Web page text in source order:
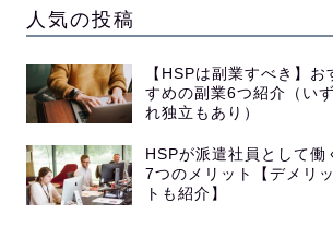
人気の投稿
【HSPは副業すべき】お
すめの副業6つ紹介（いず
れ独立もあり）
HSPが派遣社員として働
7つのメリット【デメリッ
トも紹介】